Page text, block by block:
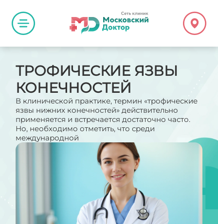
ТРОФИЧЕСКИЕ ЯЗВЫ
КОНЕЧНОСТЕЙ
В клинической практике, термин «трофические
язвы нижних конечностей» действительно
применяется и встречается достаточно часто.
Но, необходимо отметить, что среди
международной